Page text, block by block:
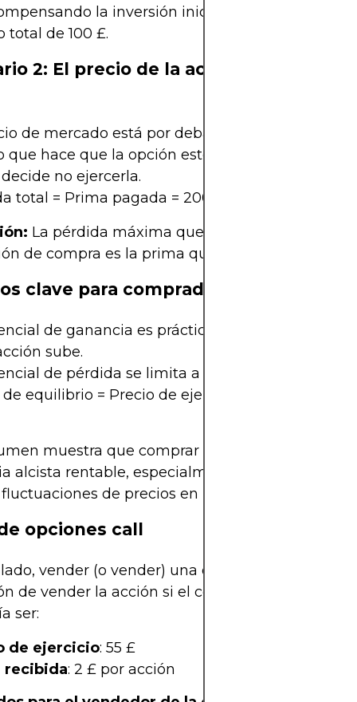
la inversión inicial de 200 £ y
total de 100 £.
2: El precio de la acción se
de mercado está por debajo del precio de
que hace que la opción esté fuera de dinero.
no ejercerla.
total = Prima pagada = 200 £.
La pérdida máxima que soporta como
de compra es la prima que Pagado
clave para compradores de
de ganancia es prácticamente ilimitado si
sube.
de pérdida se limita a la prima invertida.
equilibrio = Precio de ejercicio + Prima = 55 £
muestra que comprar opciones call puede
alcista rentable, especialmente cuando se
de precios en un corto plazo.
opciones call
vender (o vender) una opción call significa
de vender la acción si el comprador ejerce la
ser:
de ejercicio: 55 £
recibida: 2 £ por acción